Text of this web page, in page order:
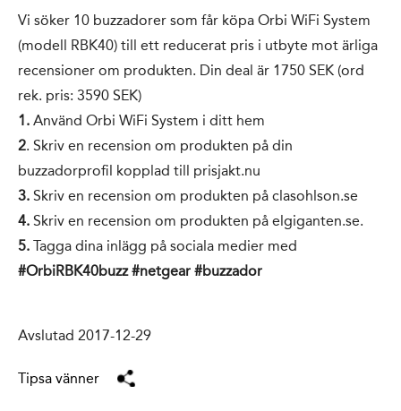
Vi söker 10 buzzadorer som får köpa Orbi WiFi System
(modell RBK40) till ett reducerat pris i utbyte mot ärliga
recensioner om produkten. Din deal är 1750 SEK (ord
rek. pris: 3590 SEK)
1. Använd Orbi WiFi System i ditt hem
2. Skriv en recension om produkten på din
buzzadorprofil kopplad till prisjakt.nu
3. Skriv en recension om produkten på clasohlson.se
4. Skriv en recension om produkten på elgiganten.se.
5. Tagga dina inlägg på sociala medier med
#OrbiRBK40buzz #netgear #buzzador
Avslutad 2017-12-29
Tipsa vänner